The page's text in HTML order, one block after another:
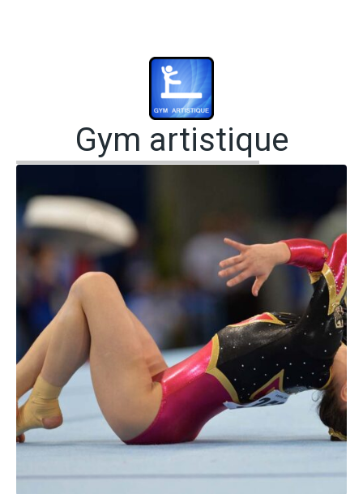
Gym artistique